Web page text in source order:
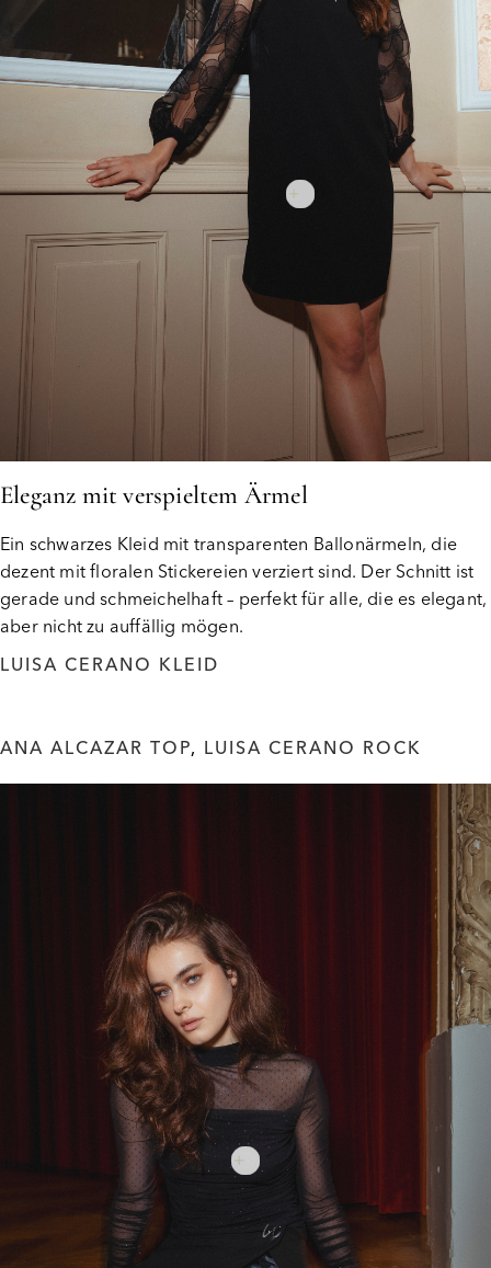
Eleganz mit verspieltem Ärmel
Ein schwarzes Kleid mit transparenten Ballonärmeln, die
dezent mit floralen Stickereien verziert sind. Der Schnitt ist
gerade und schmeichelhaft – perfekt für alle, die es elegant,
aber nicht zu auffällig mögen.
LUISA CERANO KLEID
ANA ALCAZAR TOP, LUISA CERANO ROCK